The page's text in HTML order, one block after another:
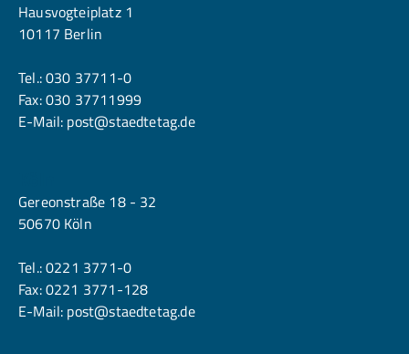
Hausvogteiplatz 1
10117 Berlin
Tel.:030 37711-0
Fax: 030 37711999
E-Mail: post@staedtetag.de
Gereonstraße 18 - 32
50670 Köln
Tel.:0221 3771-0
Fax: 0221 3771-128
E-Mail: post@staedtetag.de